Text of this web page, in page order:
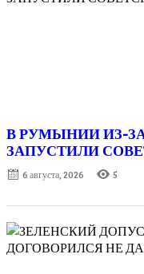
В РУМЫНИИ ИЗ-
ЗАПУСТИЛИ
Posted
6 августа, 2026 5